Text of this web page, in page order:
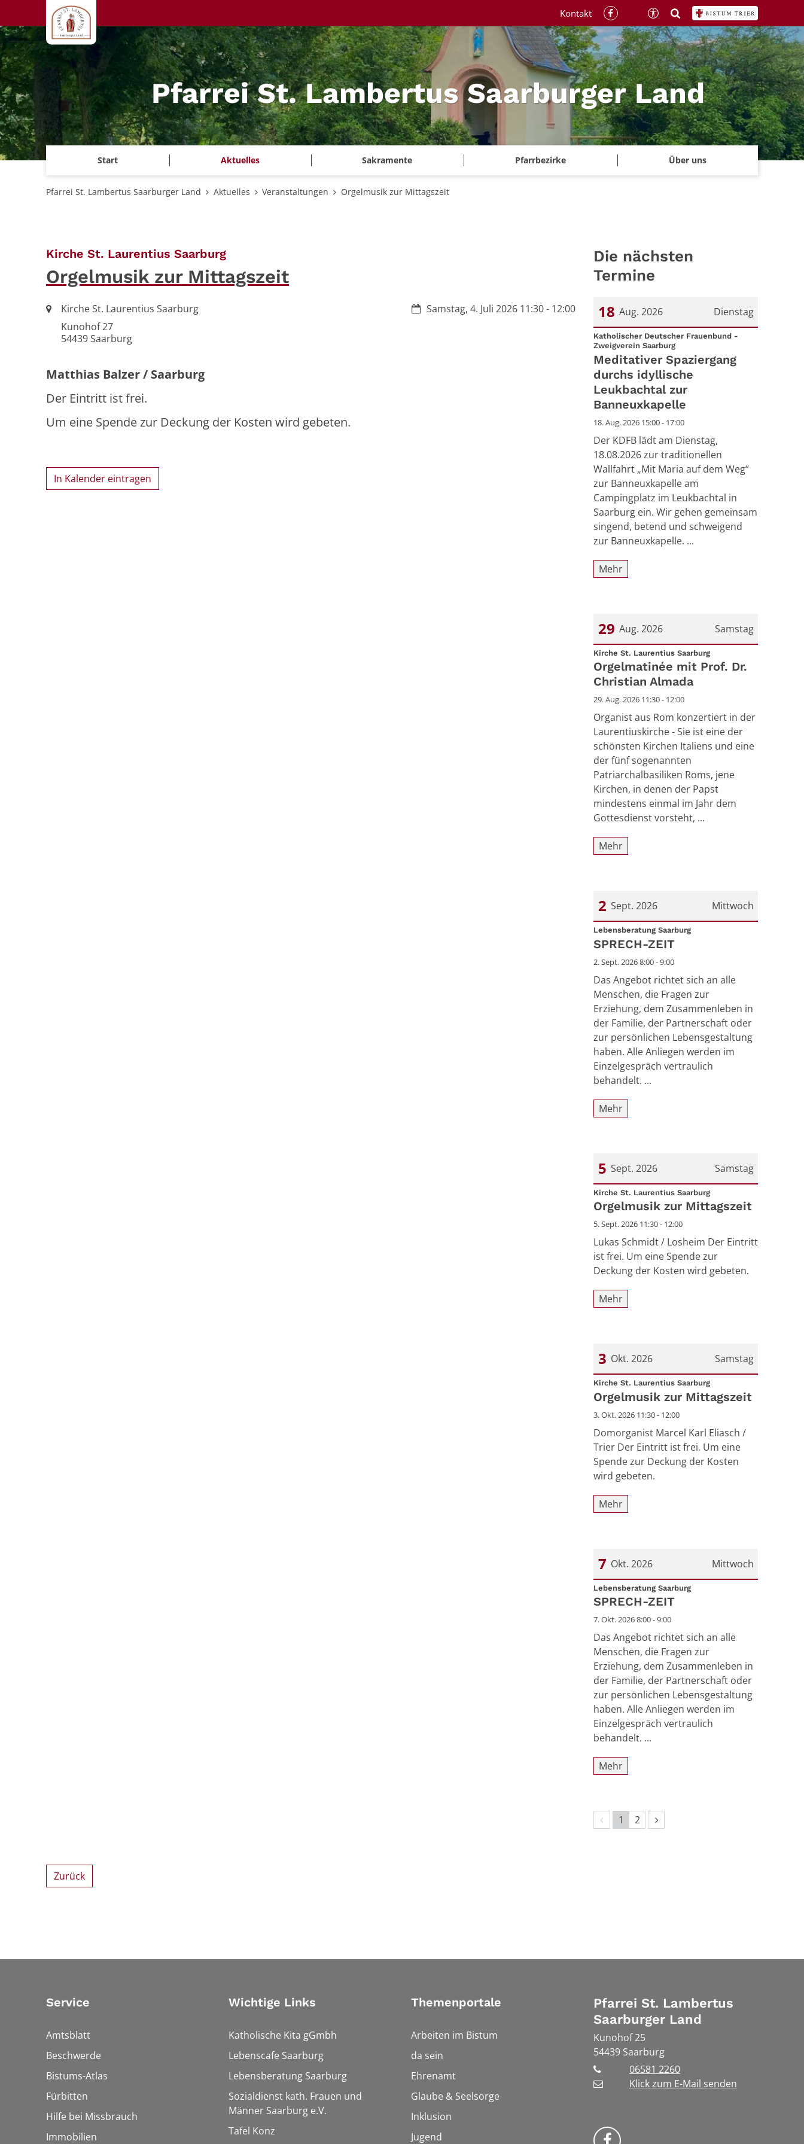
Zum Inhalt springen
Pfarrei St. Lambertus Saarburger Land
Start Aktuelles Sakramente Pfarrbezirke Über uns
Kontakt
Pfarrei St. Lambertus Saarburger Land Aktuelles Veranstaltungen Orgelmusik zur Mittagszeit
Kirche St. Laurentius Saarburg:
Orgelmusik zur Mittagszeit
Datum:
Samstag, 4. Juli 2026 11:30 - 12:00
Ort:Kirche St. Laurentius Saarburg
Kunohof 27
54439Saarburg
Matthias Balzer / Saarburg
Der Eintritt ist frei.
Um eine Spende zur Deckung der Kosten wird gebeten.
In Kalender eintragen
Die nächsten
Termine
Dienstag
18 Aug. 2026
Datum: 18. August 2026
Katholischer Deutscher Frauenbund -
Zweigverein Saarburg:
Meditativer Spaziergang
durchs idyllische
Leukbachtal zur
Banneuxkapelle
18. Aug. 2026 15:00 - 17:00
Der KDFB lädt am Dienstag,
18.08.2026 zur traditionellen
Wallfahrt „Mit Maria auf dem Weg“
zur Banneuxkapelle am
Campingplatz im Leukbachtal in
Saarburg ein. Wir gehen gemeinsam
singend, betend und schweigend
zur Banneuxkapelle. ...
Mehr
Samstag
29 Aug. 2026
Datum: 29. August 2026
Kirche St. Laurentius Saarburg:
Orgelmatinée mit Prof. Dr.
Christian Almada
29. Aug. 2026 11:30 - 12:00
Organist aus Rom konzertiert in der
Laurentiuskirche - Sie ist eine der
schönsten Kirchen Italiens und eine
der fünf sogenannten
Patriarchalbasiliken Roms, jene
Kirchen, in denen der Papst
mindestens einmal im Jahr dem
Gottesdienst vorsteht, ...
Mehr
Mittwoch
2 Sept. 2026
Datum: 2. September 2026
Lebensberatung Saarburg:
SPRECH-ZEIT
2. Sept. 2026 8:00 - 9:00
Das Angebot richtet sich an alle
Menschen, die Fragen zur
Erziehung, dem Zusammenleben in
der Familie, der Partnerschaft oder
zur persönlichen Lebensgestaltung
haben. Alle Anliegen werden im
Einzelgespräch vertraulich
behandelt. ...
Mehr
Samstag
5 Sept. 2026
Datum: 5. September 2026
Kirche St. Laurentius Saarburg:
Orgelmusik zur Mittagszeit
5. Sept. 2026 11:30 - 12:00
Lukas Schmidt / Losheim Der Eintritt
ist frei. Um eine Spende zur
Deckung der Kosten wird gebeten.
Mehr
Samstag
3 Okt. 2026
Datum: 3. Oktober 2026
Kirche St. Laurentius Saarburg:
Orgelmusik zur Mittagszeit
3. Okt. 2026 11:30 - 12:00
Domorganist Marcel Karl Eliasch /
Trier Der Eintritt ist frei. Um eine
Spende zur Deckung der Kosten
wird gebeten.
Mehr
Mittwoch
7 Okt. 2026
Datum: 7. Oktober 2026
Lebensberatung Saarburg:
SPRECH-ZEIT
7. Okt. 2026 8:00 - 9:00
Das Angebot richtet sich an alle
Menschen, die Fragen zur
Erziehung, dem Zusammenleben in
der Familie, der Partnerschaft oder
zur persönlichen Lebensgestaltung
haben. Alle Anliegen werden im
Einzelgespräch vertraulich
behandelt. ...
Mehr
Vorherige Seite
1 2 Nächste Seite
Zurück
Service
Amtsblatt
Beschwerde
Bistums-Atlas
Fürbitten
Hilfe bei Missbrauch
Immobilien
Wichtige Links
Katholische Kita gGmbh
Lebenscafe Saarburg
Lebensberatung Saarburg
Sozialdienst kath. Frauen und
Männer Saarburg e.V.
Tafel Konz
Themenportale
Arbeiten im Bistum
da sein
Ehrenamt
Glaube & Seelsorge
Inklusion
Jugend
Pfarrei St. Lambertus
Saarburger Land
Kunohof 25
54439 Saarburg
06581 2260
Klick zum E-Mail senden
Bistum Trier auf Facebook